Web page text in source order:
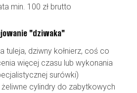
min. 100 zł brutto
"dziwaka"
tuleja, dziwny kołnierz, coś co
więcej czasu lub wykonania
surówki)
cylindry do zabytkowych